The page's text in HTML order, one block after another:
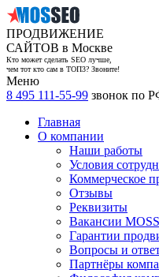
ПРОДВИЖЕНИЕ
САЙТОВ в Москве
Кто может сделать SEO лучше,
чем тот кто сам в ТОП3? Звоните!
Меню
8 495 111-55-99 звонок по
Главная
О компании
Наши работы
Условия
Коммерческое
Отзывы
Реквизиты
Вакансии
Гарантии
Вопросы и
Партнёры